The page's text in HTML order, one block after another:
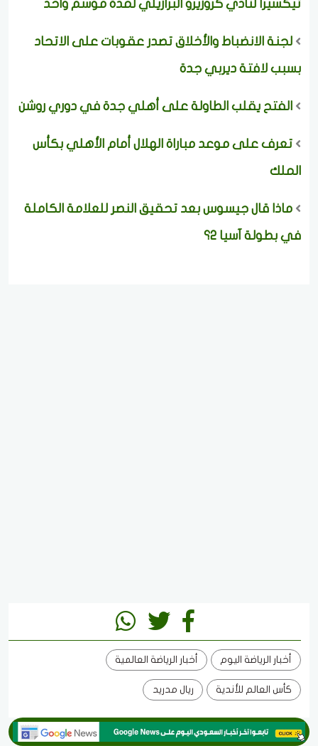
تيكسيرا لنادي كروزيرو البرازيلي لمدة موسم واحد
لجنة الانضباط والأخلاق تصدر عقوبات على الاتحاد
بسبب لافتة ديربي جدة
الفتح يقلب الطاولة على أهلي جدة في دوري روشن
تعرف على موعد مباراة الهلال أمام الأهلي بكأس
الملك
ماذا قال جيسوس بعد تحقيق النصر للعلامة الكاملة
في بطولة آسيا 2؟
أخبار الرياضة اليوم أخبار الرياضة العالمية
كأس العالم للأندية ريال مدريد